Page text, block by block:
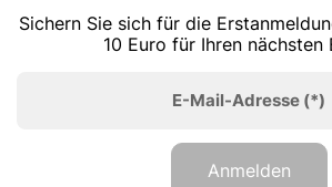
Sichern Sie sich für die
10 Euro für Ihren nächsten
E-Mail-Adresse (*)
Anmelden